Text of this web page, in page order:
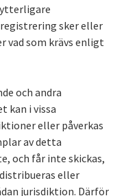
sker eller
vad som krävs enligt
och andra
kan i vissa
eller påverkas
av detta
och får inte skickas,
eller
jurisdiktion. Därför